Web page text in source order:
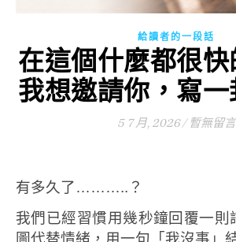
給讀者的一段話
在這個什麼都很快
我想邀請你，寫
5 7 月, 2026 / 暫無留言
有多久了………..？
我們已經習慣用幾秒鐘回覆一則
圖代替情緒，用一句「我沒事」